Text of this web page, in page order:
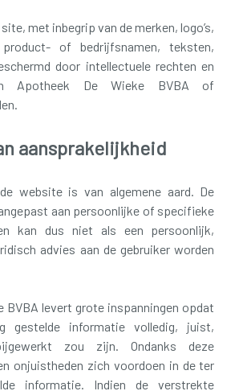
met inbegrip van de merken, logo’s,
of bedrijfsnamen, teksten,
door intellectuele rechten en
Apotheek De Wieke BVBA of
aansprakelijkheid
website is van algemene aard. De
aan persoonlijke of specifieke
kan dus niet als een persoonlijk,
advies aan de gebruiker worden
BVBA levert grote inspanningen opdat
gestelde informatie volledig, juist,
zou zijn. Ondanks deze
onjuistheden zich voordoen in de ter
informatie. Indien de verstrekte